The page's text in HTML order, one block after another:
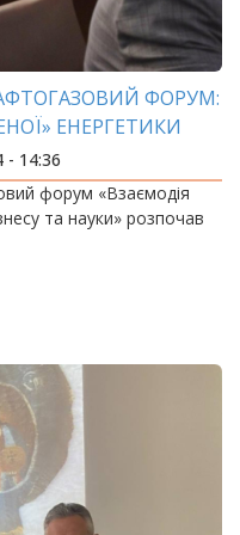
ФОРУМ:
ЕНЕРГЕТИКИ
- 14:36
форум «Взаємодія
та науки» розпочав